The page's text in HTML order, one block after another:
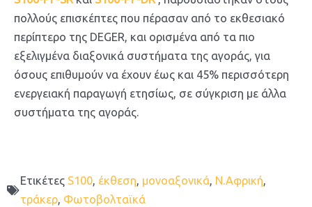
πολλούς επισκέπτες που πέρασαν από το εκθεσιακό
περίπτερο της DEGER, και ορισμένα από τα πιο
εξελιγμένα διαξονικά συστήματα της αγοράς, για
όσους επιθυμούν να έχουν έως και 45% περισσότερη
ενεργειακή παραγωγή ετησίως, σε σύγκριση με άλλα
συστήματα της αγοράς.
Ετικέτες S100, έκθεση, μονοαξονικά, Ν.Αφρική,
τράκερ, Φωτοβολταϊκά